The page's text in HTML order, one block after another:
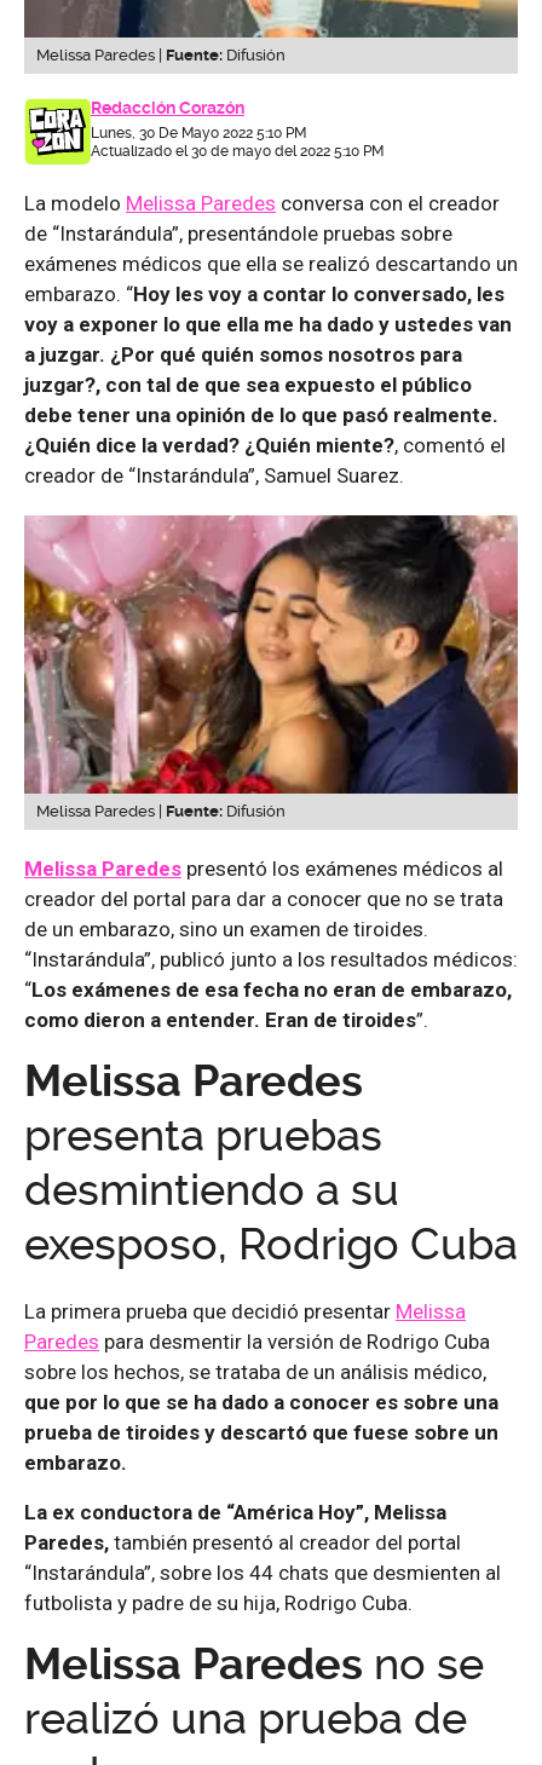
Melissa Paredes | Fuente: Difusión
Redacción Corazón
Lunes, 30 De Mayo 2022 5:10 PM
Actualizado el 30 de mayo del 2022 5:10 PM
La modelo Melissa Paredes conversa con el creador
de “Instarándula”, presentándole pruebas sobre
exámenes médicos que ella se realizó descartando un
embarazo. “Hoy les voy a contar lo conversado, les
voy a exponer lo que ella me ha dado y ustedes van
a juzgar. ¿Por qué quién somos nosotros para
juzgar?, con tal de que sea expuesto el público
debe tener una opinión de lo que pasó realmente.
¿Quién dice la verdad? ¿Quién miente?, comentó el
creador de “Instarándula”, Samuel Suarez.
Melissa Paredes | Fuente: Difusión
Melissa Paredes presentó los exámenes médicos al
creador del portal para dar a conocer que no se trata
de un embarazo, sino un examen de tiroides.
“Instarándula”, publicó junto a los resultados médicos:
“Los exámenes de esa fecha no eran de embarazo,
como dieron a entender. Eran de tiroides”.
Melissa Paredes
presenta pruebas
desmintiendo a su
exesposo, Rodrigo Cuba
La primera prueba que decidió presentar Melissa
Paredes para desmentir la versión de Rodrigo Cuba
sobre los hechos, se trataba de un análisis médico,
que por lo que se ha dado a conocer es sobre una
prueba de tiroides y descartó que fuese sobre un
embarazo.
La ex conductora de “América Hoy”, Melissa
Paredes, también presentó al creador del portal
“Instarándula”, sobre los 44 chats que desmienten al
futbolista y padre de su hija, Rodrigo Cuba.
Melissa Paredes no se
realizó una prueba de